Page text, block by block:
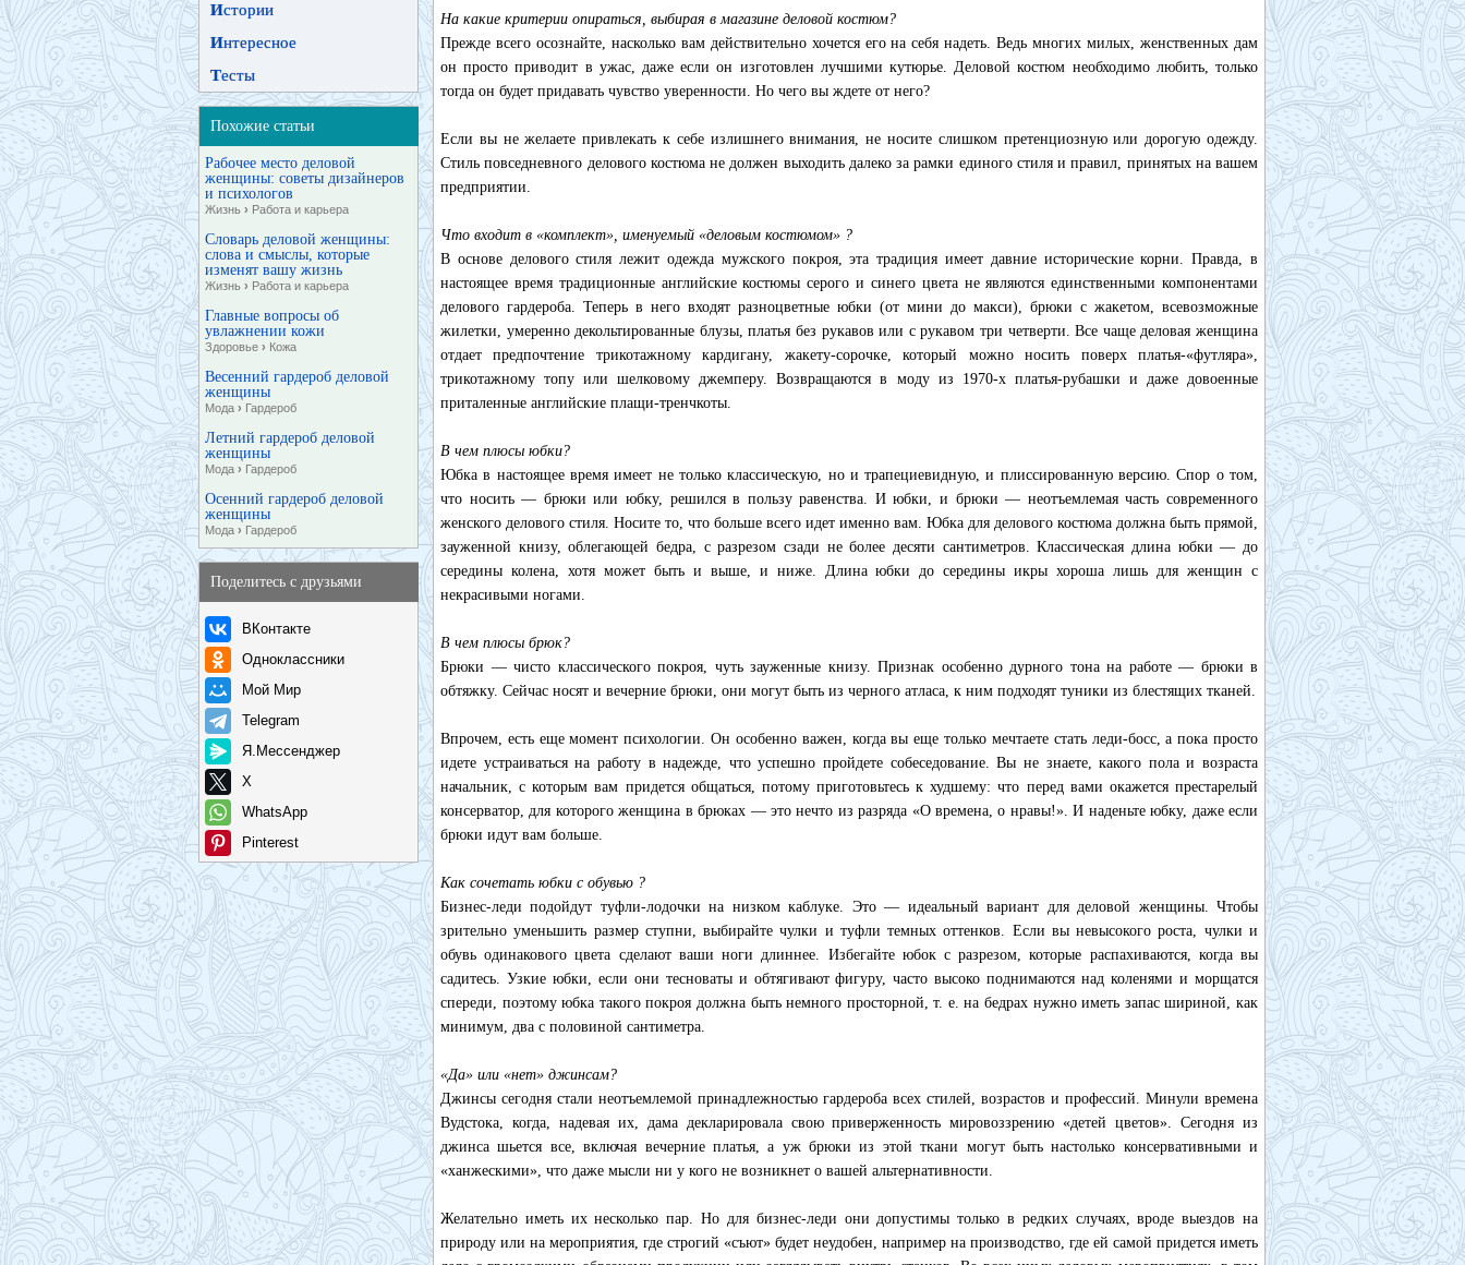
Истории
Интересное
Тесты
Похожие статьи
Рабочее место деловой
женщины: советы дизайнеров
и психологов
Жизнь › Работа и карьера
Словарь деловой женщины:
слова и смыслы, которые
изменят вашу жизнь
Жизнь › Работа и карьера
Главные вопросы об
увлажнении кожи
Здоровье › Кожа
Весенний гардероб деловой
женщины
Мода › Гардероб
Летний гардероб деловой
женщины
Мода › Гардероб
Осенний гардероб деловой
женщины
Мода › Гардероб
Поделитесь с друзьями
ВКонтакте
Одноклассники
Мой Мир
Telegram
Я.Мессенджер
X
WhatsApp
Pinterest
На какие критерии опираться, выбирая в магазине деловой костюм?
Прежде всего осознайте, насколько вам действительно хочется его на себя надеть. Ведь многих милых, женственных дам
он просто приводит в ужас, даже если он изготовлен лучшими кутюрье. Деловой костюм необходимо любить, только
тогда он будет придавать чувство уверенности. Но чего вы ждете от него?
Если вы не желаете привлекать к себе излишнего внимания, не носите слишком претенциозную или дорогую одежду.
Стиль повседневного делового костюма не должен выходить далеко за рамки единого стиля и правил, принятых на вашем
предприятии.
Что входит в «комплект», именуемый «деловым костюмом» ?
В основе делового стиля лежит одежда мужского покроя, эта традиция имеет давние исторические корни. Правда, в
настоящее время традиционные английские костюмы серого и синего цвета не являются единственными компонентами
делового гардероба. Теперь в него входят разноцветные юбки (от мини до макси), брюки с жакетом, всевозможные
жилетки, умеренно декольтированные блузы, платья без рукавов или с рукавом три четверти. Все чаще деловая женщина
отдает предпочтение трикотажному кардигану, жакету-сорочке, который можно носить поверх платья-«футляра»,
трикотажному топу или шелковому джемперу. Возвращаются в моду из 1970-х платья-рубашки и даже довоенные
приталенные английские плащи-тренчкоты.
В чем плюсы юбки?
Юбка в настоящее время имеет не только классическую, но и трапециевидную, и плиссированную версию. Спор о том,
что носить — брюки или юбку, решился в пользу равенства. И юбки, и брюки — неотъемлемая часть современного
женского делового стиля. Носите то, что больше всего идет именно вам. Юбка для делового костюма должна быть прямой,
зауженной книзу, облегающей бедра, с разрезом сзади не более десяти сантиметров. Классическая длина юбки — до
середины колена, хотя может быть и выше, и ниже. Длина юбки до середины икры хороша лишь для женщин с
некрасивыми ногами.
В чем плюсы брюк?
Брюки — чисто классического покроя, чуть зауженные книзу. Признак особенно дурного тона на работе — брюки в
обтяжку. Сейчас носят и вечерние брюки, они могут быть из черного атласа, к ним подходят туники из блестящих тканей.
Впрочем, есть еще момент психологии. Он особенно важен, когда вы еще только мечтаете стать леди-босс, а пока просто
идете устраиваться на работу в надежде, что успешно пройдете собеседование. Вы не знаете, какого пола и возраста
начальник, с которым вам придется общаться, потому приготовьтесь к худшему: что перед вами окажется престарелый
консерватор, для которого женщина в брюках — это нечто из разряда «О времена, о нравы!». И наденьте юбку, даже если
брюки идут вам больше.
Как сочетать юбки с обувью ?
Бизнес-леди подойдут туфли-лодочки на низком каблуке. Это — идеальный вариант для деловой женщины. Чтобы
зрительно уменьшить размер ступни, выбирайте чулки и туфли темных оттенков. Если вы невысокого роста, чулки и
обувь одинакового цвета сделают ваши ноги длиннее. Избегайте юбок с разрезом, которые распахиваются, когда вы
садитесь. Узкие юбки, если они тесноваты и обтягивают фигуру, часто высоко поднимаются над коленями и морщатся
спереди, поэтому юбка такого покроя должна быть немного просторной, т. е. на бедрах нужно иметь запас шириной, как
минимум, два с половиной сантиметра.
«Да» или «нет» джинсам?
Джинсы сегодня стали неотъемлемой принадлежностью гардероба всех стилей, возрастов и профессий. Минули времена
Вудстока, когда, надевая их, дама декларировала свою приверженность мировоззрению «детей цветов». Сегодня из
джинса шьется все, включая вечерние платья, а уж брюки из этой ткани могут быть настолько консервативными и
«ханжескими», что даже мысли ни у кого не возникнет о вашей альтернативности.
Желательно иметь их несколько пар. Но для бизнес-леди они допустимы только в редких случаях, вроде выездов на
природу или на мероприятия, где строгий «съют» будет неудобен, например на производство, где ей самой придется иметь